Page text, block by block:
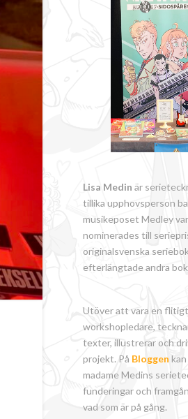
Lisa Medin är
tillika upphovsperson
musikeposet Medley
nominerades till
originalsvenska
efterlängtade andra
Utöver att vara en
workshopledare,
texter, illustrerar och
projekt. På Bloggen
madame Medins
funderingar och
vad som är på gång.